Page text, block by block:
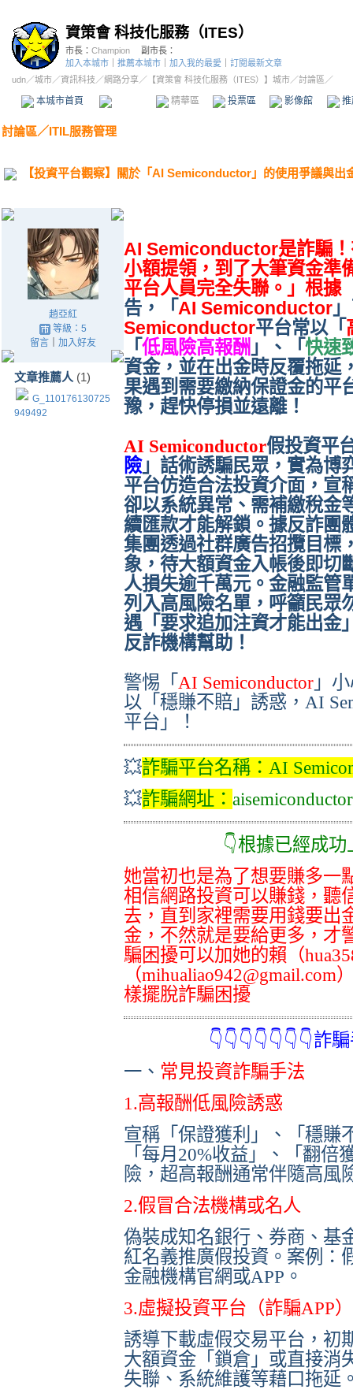
資策會 科技化服務（ITES）
市長： Champion
副市長：
加入本城市
推薦本城市 加入我的最愛
訂閱最新文章
udn／城市／資訊科技 ／網路分享／ 【資策會 科技化服務（ITES）】城市／討論區／
本城市首頁 精華區 投票區 影像館
討論區／ITIL服務管理
【投資平台觀察】關於「AI Semiconductor」的使用爭議與出
趙亞紅
等級：5
留言｜ 加入好友
文章推薦人 (1)
G_110176130725
949492
AI Semiconductor是詐騙
小額提領，到了大筆資金準
平台人員完全失聯。」根據
告，「 AI Semiconductor
Semiconductor平台常以「
「低風險高報酬 」、「快速
資金，並在出金時反覆拖延
果遇到需要繳納保證金的平
豫，趕快停損並遠離！
AI Semiconductor假投資平
險」話術誘騙民眾，實為博
平台仿造合法投資介面，宣
卻以系統異常、需補繳稅金
續匯款才能解鎖。據反詐團
集團透過社群廣告招攬目標
象，待大額資金入帳後即切
人損失逾千萬元。金融監管
列入高風險名單，呼籲民眾
遇「要求追加注資才能出金
反詐機構幫助！
警惕「 AI Semiconductor 」
以「穩賺不賠」誘惑，AI
平台」！
💥詐騙平台名稱： AI
💥詐騙網址 ：
👇根據已經成功上岸
她當初也是為了想要賺多一
相信網路投資可以賺錢，聽
去，直到家裡需要用錢要出
金，不然就是要給更多，才
騙困擾可以加她的賴（
（
樣擺脫詐騙困擾
👇👇👇👇👇👇👇詐騙手
一、 常見投資詐騙手法
1.高報酬低風險誘惑
宣稱「保證獲利」、「穩賺
「每月20%收益」、「翻
險，超高報酬通常伴隨高風
2.假冒合法機構或名人
偽裝成知名銀行、券商、基
紅名義推廣假投資。案例：
金融機構官網或APP。
3.虛擬投資平台（詐騙APP）
誘導下載虛假交易平台，初
大額資金「鎖倉」或直接消
失聯、系統維護等藉口拖延